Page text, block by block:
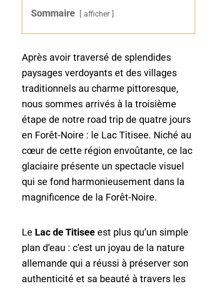
Sommaire afficher
Après avoir traversé de splendides
paysages verdoyants et des villages
traditionnels au charme pittoresque,
nous sommes arrivés à la troisième
étape de notre road trip de quatre jours
en Forêt-Noire : le Lac Titisee. Niché au
cœur de cette région envoûtante, ce lac
glaciaire présente un spectacle visuel
qui se fond harmonieusement dans la
magnificence de la Forêt-Noire.
Le Lac de Titiseeest plus qu’un simple
plan d’eau : c’est un joyau de la nature
allemande qui a réussi à préserver son
authenticité et sa beauté à travers les